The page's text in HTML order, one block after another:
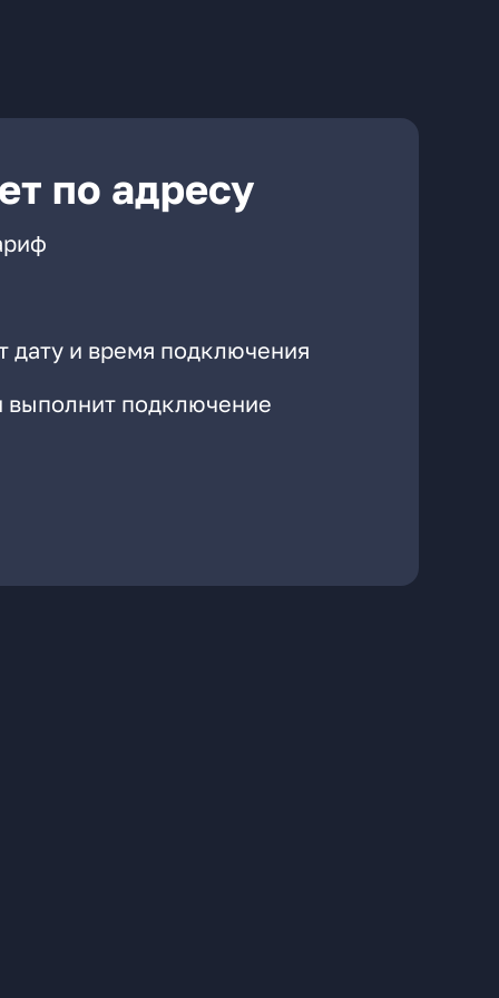
по адресу
дату и время подключения
выполнит подключение